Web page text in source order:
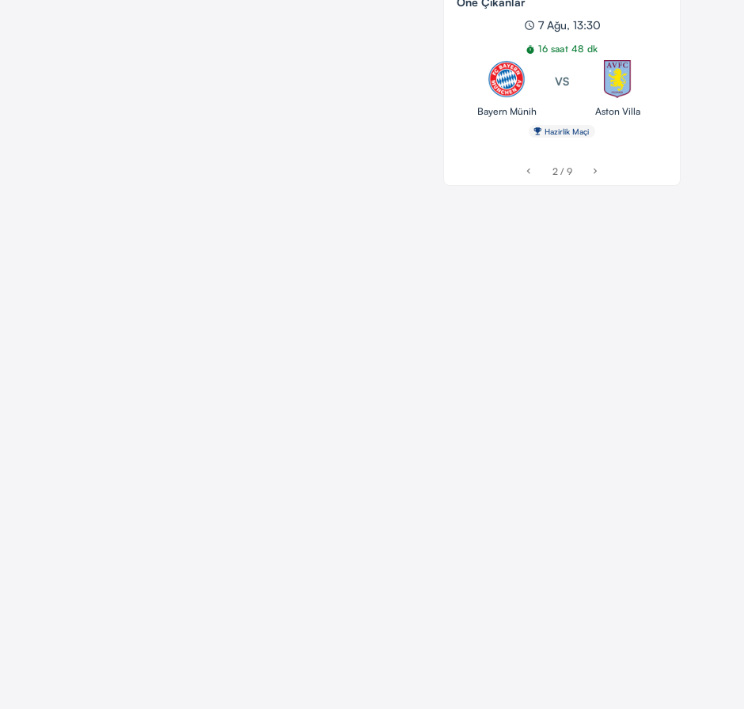
schedule 7 Ağu, 13:30
timer 16 saat 48 dk
Bayern Münih
VS
Aston Villa
emoji_events Hazirlik Maçi
chevron_left 2 / 9 chevron_right